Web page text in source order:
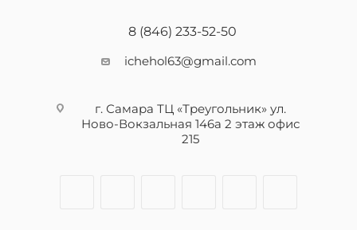
8 (846) 233-52-50
ichehol63@gmail.com
г. Самара ТЦ «Треугольник» ул.
Ново-Вокзальная 146а 2 этаж офис
215